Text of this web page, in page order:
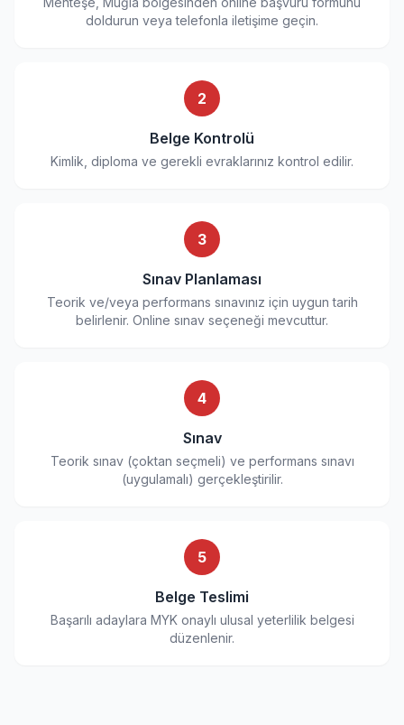
doldurun veya telefonla iletişime geçin.
2
Belge Kontrolü
Kimlik, diploma ve gerekli evraklarınız kontrol edilir.
3
Sınav Planlaması
Teorik ve/veya performans sınavınız için uygun tarih
belirlenir. Online sınav seçeneği mevcuttur.
4
Sınav
Teorik sınav (çoktan seçmeli) ve performans sınavı
(uygulamalı) gerçekleştirilir.
5
Belge Teslimi
Başarılı adaylara MYK onaylı ulusal yeterlilik belgesi
düzenlenir.